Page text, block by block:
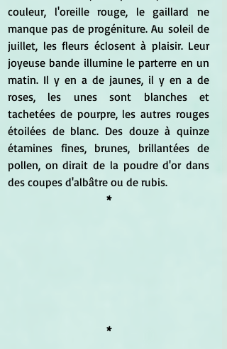
couleur, l'oreille rouge, le gaillard ne
manque pas de progéniture. Au soleil de
juillet, les fleurs éclosent à plaisir. Leur
joyeuse bande illumine le parterre en un
matin. Il y en a de jaunes, il y en a de
roses, les unes sont blanches et
tachetées de pourpre, les autres rouges
étoilées de blanc. Des douze à quinze
étamines fines, brunes, brillantées de
pollen, on dirait de la poudre d'or dans
des coupes d'albâtre ou de rubis.
*
*